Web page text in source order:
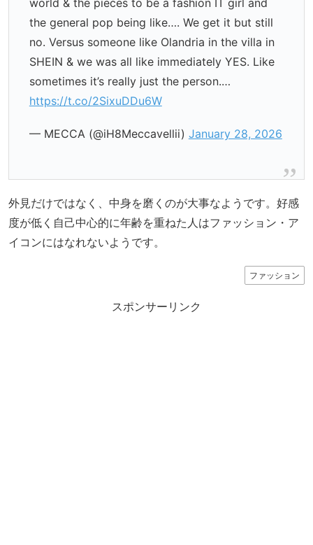
the general pop being like…. We get it but still
no. Versus someone like Olandria in the villa in
SHEIN & we was all like immediately YES. Like
sometimes it’s really just the person.…
https://t.co/2SixuDDu6W
— MECCA (@iH8Meccavellii) January 28, 2026
外見だけではなく、中身を磨くのが大事なようです。好感
度が低く自己中心的に年齢を重ねた人はファッション・ア
イコンにはなれないようです。
ファッション
スポンサーリンク